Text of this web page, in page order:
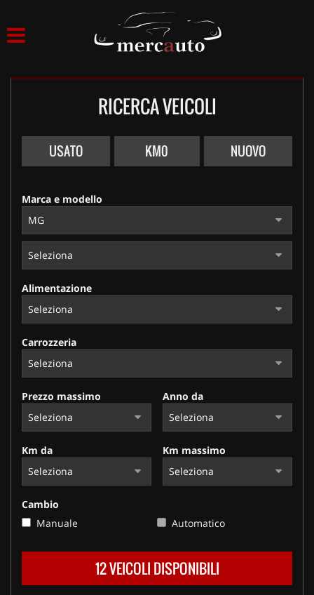
ASSISTENZA
NOLEGGIO LUNGO TERMINE
NOLEGGIO BREVE TERMINE
CONTATTI
RICERCA VEICOLI
USATO KM0 NUOVO
Marca e modello
Alimentazione
Carrozzeria
Prezzo massimo Anno da
Km da Km massimo
Cambio
Manuale
Automatico
12 VEICOLI DISPONIBILI